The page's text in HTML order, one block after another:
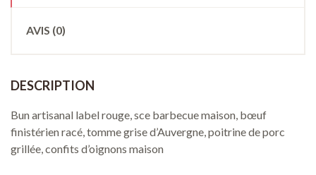
AVIS (0)
DESCRIPTION
Bun artisanal label rouge, sce barbecue maison, bœuf
finistérien racé, tomme grise d’Auvergne, poitrine de porc
grillée, confits d’oignons maison